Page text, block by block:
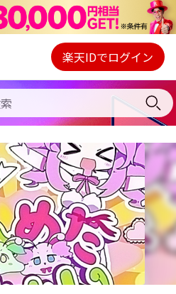
Webプレイヤー
ご契約内容の確認・変更
楽天IDでログイン